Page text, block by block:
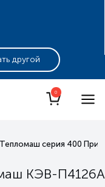
+7 (495) 255-19-29
0
Тепломаш серия 400
КЭВ-П4126A